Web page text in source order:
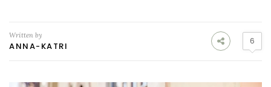
Written by
ANNA-KATRI 6